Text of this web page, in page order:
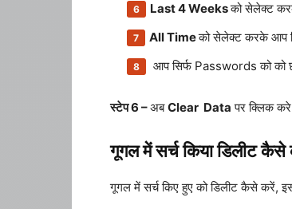
Last 4 Weeksको सेलेक्ट
All Timeको सेलेक्ट करके आप
आप सिर्फ Passwords को को
स्टेप 6 –अबClear Data पर क्लिक
गूगल में सर्च किया डिलीट कैसे
गूगल में सर्च किए हुए को डिलीट कैसे करें,